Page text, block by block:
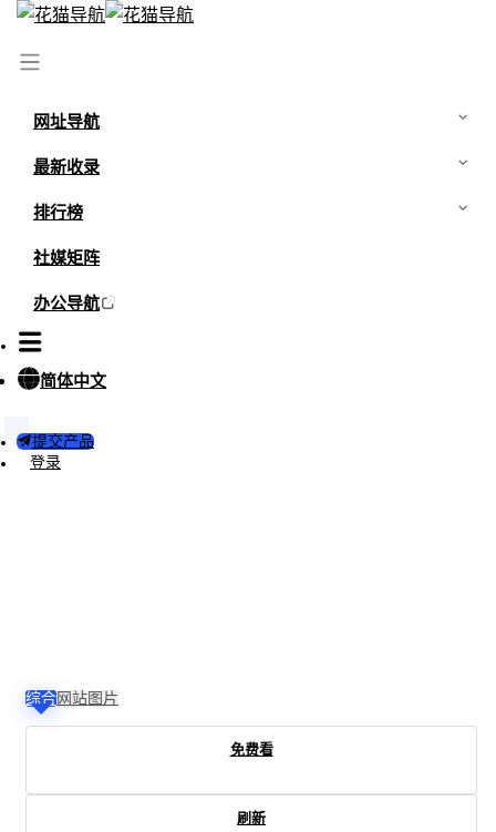
网址导航
最新收录
排行榜
社媒矩阵
办公导航
简体中文
提交产品
登录
综合网站图片
免费看
刷新